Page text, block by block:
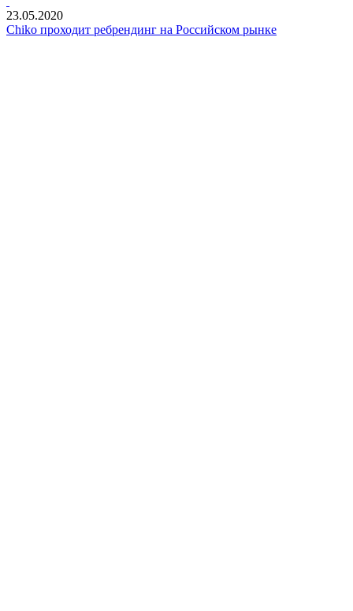
23.05.2020
Chiko проходит ребрендинг на Российском рынке